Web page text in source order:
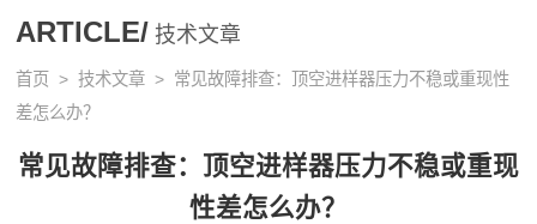
ARTICLE/ 技术文章
首页 >技术文章 > 常见故障排查：顶空进样器压力不稳或重现性
差怎么办？
常见故障排查：顶空进样器压力不稳或重现
性差怎么办？